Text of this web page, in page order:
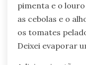
pimenta e o
as cebolas e o
os tomates
Deixei evaporar